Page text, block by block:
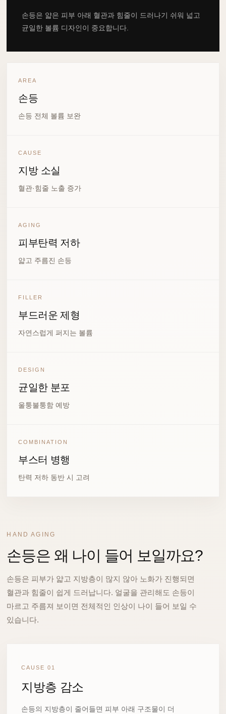
손등은 얇은 피부 아래 혈관과 힘줄이 드러나기 쉬워 넓고
균일한 볼륨 디자인이 중요합니다.
AREA
손등
손등 전체 볼륨 보완
CAUSE
지방 소실
혈관·힘줄 노출 증가
AGING
피부탄력 저하
얇고 주름진 손등
FILLER
부드러운 제형
자연스럽게 퍼지는 볼륨
DESIGN
균일한 분포
울퉁불퉁함 예방
COMBINATION
부스터 병행
탄력 저하 동반 시 고려
HAND AGING
손등은 왜 나이 들어 보일까요?
손등은 피부가 얇고 지방층이 많지 않아 노화가 진행되면
혈관과 힘줄이 쉽게 드러납니다. 얼굴을 관리해도 손등이
마르고 주름져 보이면 전체적인 인상이 나이 들어 보일 수
있습니다.
CAUSE 01
지방층 감소
손등의 지방층이 줄어들면 피부 아래 구조물이 더